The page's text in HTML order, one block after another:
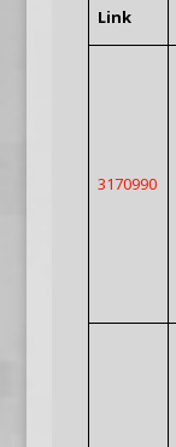
Link
3170990